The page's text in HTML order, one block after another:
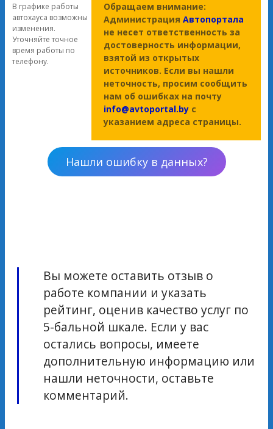
В графике работы
автохауса возможны
изменения.
Уточняйте точное
время работы по
телефону.
Обращаем внимание:
Администрация Автопортала
не несет ответственность за
достоверность информации,
взятой из открытых
источников. Если вы нашли
неточность, просим сообщить
нам об ошибках на почту
info@avtoportal.by с
указанием адреса страницы.
Нашли ошибку в данных?
Вы можете оставить отзыв о
работе компании и указать
рейтинг, оценив качество услуг по
5-бальной шкале. Если у вас
остались вопросы, имеете
дополнительную информацию или
нашли неточности, оставьте
комментарий.